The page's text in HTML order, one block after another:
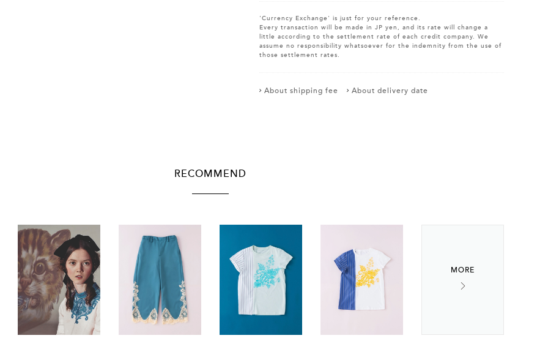
'Currency Exchange' is just for your reference.
Every transaction will be made in JP yen, and its rate will change a
little according to the settlement rate of each credit company. We
assume no responsibility whatsoever for the indemnity from the use of
those settlement rates.
About shipping fee About delivery date
RECOMMEND